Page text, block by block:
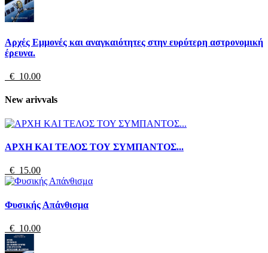
Αρχές Εμμονές και αναγκαιότητες στην ευρύτερη αστρονομική
έρευνα.
€ 10.00
New arivvals
ΑΡΧΗ ΚΑΙ ΤΕΛΟΣ ΤΟΥ ΣΥΜΠΑΝΤΟΣ...
€ 15.00
Φυσικής Απάνθισμα
€ 10.00